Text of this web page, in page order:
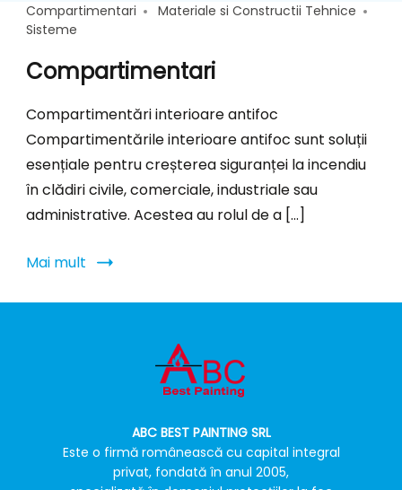
Compartimentari
Materiale si Constructii Tehnice
Sisteme
Compartimentari
Compartimentări interioare antifoc
Compartimentările interioare antifoc sunt soluții
esențiale pentru creșterea siguranței la incendiu
în clădiri civile, comerciale, industriale sau
administrative. Acestea au rolul de a […]
Mai mult
ABC BEST PAINTING SRL
Este o firmă românească cu capital integral
privat, fondată în anul 2005,